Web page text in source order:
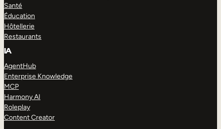
Santé
Éducation
Hôtellerie
Restaurants
IA
AgentHub
Enterprise Knowledge
MCP
Harmony AI
Roleplay
Content Creator